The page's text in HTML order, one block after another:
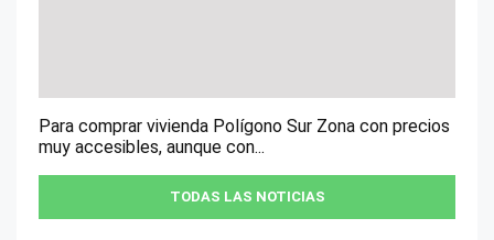
Para comprar vivienda Polígono Sur Zona con precios
muy accesibles, aunque con...
TODAS LAS NOTICIAS